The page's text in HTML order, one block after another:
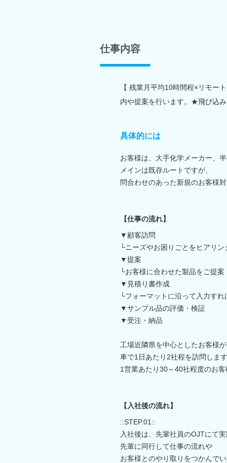
仕事内容
【 残業月平均10時間程×リモー
内や提案を行います。★飛び込
具体的には
お客様は、大手化学メーカー、
メインは既存ルートですが、
問合わせのあった新規のお客様
【仕事の流れ】
▼顧客訪問
└ニーズやお困りごとをヒアリン
▼提案
└お客様に合わせた製品をご提案
▼見積り書作成
└フォーマットに沿って入力すれ
▼サンプル品の評価・検証
▼受注・納品
工場近隣県を中心としたお客様
車で1日あたり2社程を訪問しま
1営業あたり30～40社程度のお
【入社後の流れ】
::STEP.01::
入社後は、先輩社員のOJTにて
先輩に同行して仕事の流れや
お客様とのやり取りをつかんで